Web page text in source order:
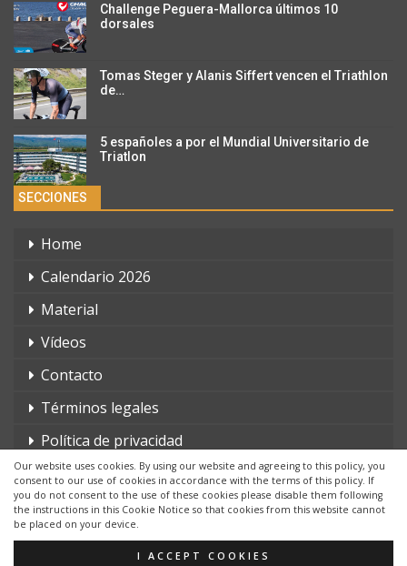
Our website uses cookies. By using our website and agreeing to this policy, you
consent to our use of cookies in accordance with the terms of this policy. If
you do not consent to the use of these cookies please disable them following
the instructions in this Cookie Notice so that cookies from this website cannot
be placed on your device.
I ACCEPT COOKIES
Challenge Peguera-Mallorca últimos 10
dorsales
Tomas Steger y Alanis Siffert vencen el Triathlon
de…
5 españoles a por el Mundial Universitario de
Triatlon
SECCIONES
Home
Calendario 2026
Material
Vídeos
Contacto
Términos legales
Política de privacidad
© 2026 - triatlonchannel.com. Todos los derechos reservados.
Página web creada por:Whyaweb.es